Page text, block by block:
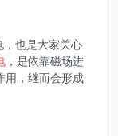
，也是大家关心
，是依靠磁场进
用，继而会形成